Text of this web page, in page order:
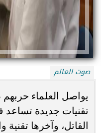
صوت العالم
يواصل العلماء
تقنيات جديدة
القاتل، وآخرها